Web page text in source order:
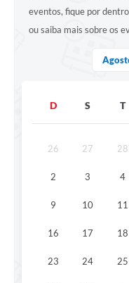
Diário Oficial
eventos, fique por
ou saiba mais sobre os
D S T
26 27 28
2 3 4
9 10 11
16 17 18
23 24 25